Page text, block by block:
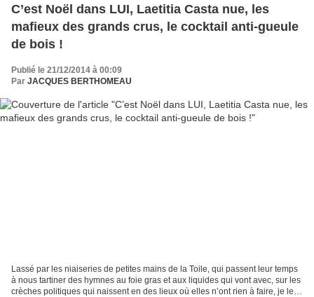
C’est Noël dans LUI, Laetitia Casta nue, les
mafieux des grands crus, le cocktail anti-gueule
de bois !
Publié le 21/12/2014 à 00:09
Par JACQUES BERTHOMEAU
Lassé par les niaiseries de petites mains de la Toile, qui passent leur temps
à nous tartiner des hymnes au foie gras et aux liquides qui vont avec, sur les
crèches politiques qui naissent en des lieux où elles n’ont rien à faire, je leur